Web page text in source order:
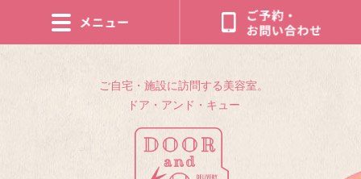
ご自宅・施設に訪問する美容室。
ドア・アンド・キュー